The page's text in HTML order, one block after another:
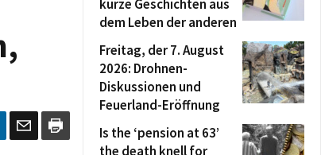
kurze Geschichten aus
dem Leben der anderen
Freitag, der 7. August
2026: Drohnen-
Diskussionen und
Feuerland-Eröffnung
Is the ‘pension at 63’
the death knell for